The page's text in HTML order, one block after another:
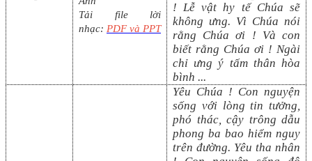
Tải file lời
nhạc: PDF và PPT
! Lễ vật hy tế Chúa sẽ
không ưng. Vì Chúa nói
rằng Chúa ơi ! Và con
biết rằng Chúa ơi ! Ngài
chỉ ưng ý tấm thân hòa
bình ...
Yêu Chúa ! Con nguyện
sống với lòng tin tưởng,
phó thác, cậy trông dẫu
phong ba bao hiểm nguy
trên đường. Yêu tha nhân